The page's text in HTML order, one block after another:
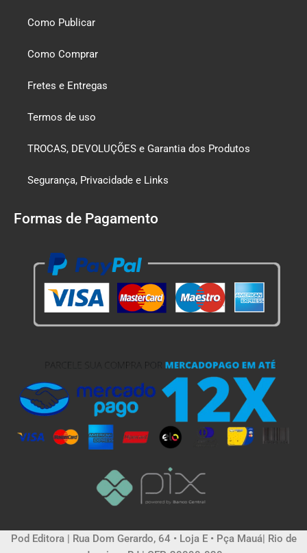
Como Publicar
Como Comprar
Fretes e Entregas
Termos de uso
TROCAS, DEVOLUÇÕES e Garantia dos Produtos
Segurança, Privacidade e Links
Formas de Pagamento
Pod Editora | Rua Dom Gerardo, 64 • Loja E • Pça Mauá| Rio de